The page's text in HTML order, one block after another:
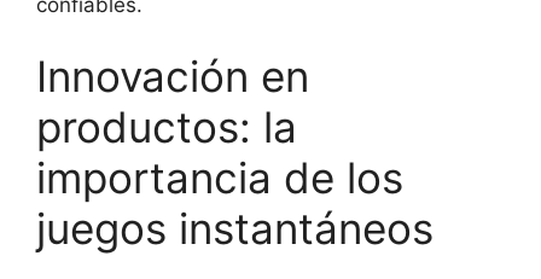
Innovación en
productos: la
importancia de los
juegos instantáneos